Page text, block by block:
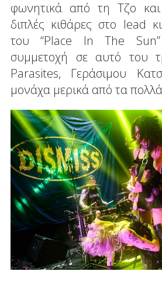
φωνητικά από τη Τζο
διπλές κιθάρες στο lead
του “Place In The
συμμετοχή σε αυτό του
Parasites, Γεράσιμου
μονάχα μερικά από τα